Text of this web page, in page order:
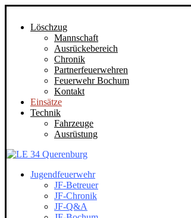
Löschzug
Mannschaft
Ausrückebereich
Chronik
Partnerfeuerwehren
Feuerwehr Bochum
Kontakt
Einsätze
Technik
Fahrzeuge
Ausrüstung
Jugendfeuerwehr
JF-Betreuer
JF-Chronik
JF-Q&A